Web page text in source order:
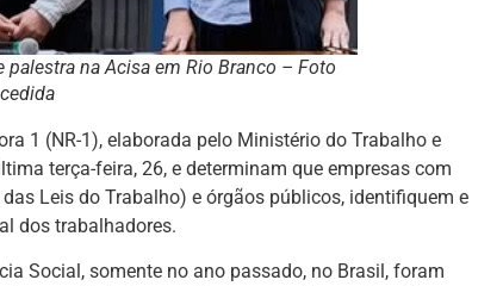
palestra na Acisa em Rio Branco – Foto
cedida
1 (NR-1), elaborada pelo Ministério do Trabalho e
terça-feira, 26, e determinam que empresas com
Leis do Trabalho) e órgãos públicos, identifiquem e
dos trabalhadores.
Social, somente no ano passado, no Brasil, foram